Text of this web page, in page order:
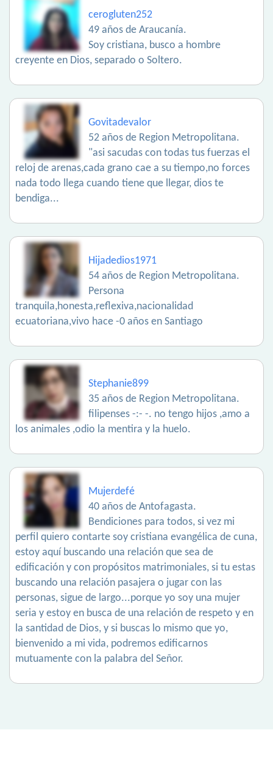
cerogluten252
49 años de Araucanía.
Soy cristiana, busco a hombre
creyente en Dios, separado o Soltero.
Govitadevalor
52 años de Region Metropolitana.
"asi sacudas con todas tus fuerzas el
reloj de arenas,cada grano cae a su tiempo,no forces
nada todo llega cuando tiene que llegar, dios te
bendiga...
Hijadedios1971
54 años de Region Metropolitana.
Persona
tranquila,honesta,reflexiva,nacionalidad
ecuatoriana,vivo hace -0 años en Santiago
Stephanie899
35 años de Region Metropolitana.
filipenses -:- -. no tengo hijos ,amo a
los animales ,odio la mentira y la huelo.
Mujerdefé
40 años de Antofagasta.
Bendiciones para todos, si vez mi
perfil quiero contarte soy cristiana evangélica de cuna,
estoy aquí buscando una relación que sea de
edificación y con propósitos matrimoniales, si tu estas
buscando una relación pasajera o jugar con las
personas, sigue de largo...porque yo soy una mujer
seria y estoy en busca de una relación de respeto y en
la santidad de Dios, y si buscas lo mismo que yo,
bienvenido a mi vida, podremos edificarnos
mutuamente con la palabra del Señor.